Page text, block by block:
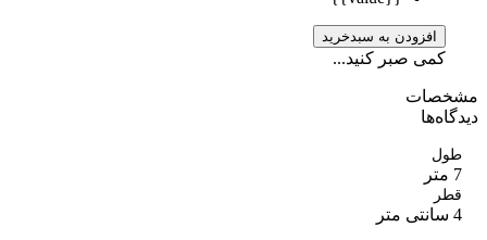
افزودن به سبدخرید
کمی صبر کنید...